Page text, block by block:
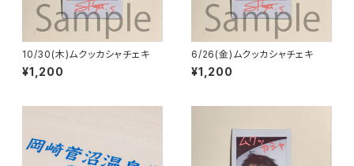
10/30(木)ムクッカシャチェキ
¥1,200
6/26(金)ムクッカシャチェキ
¥1,200